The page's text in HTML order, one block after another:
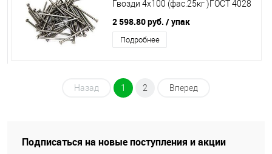
Гвозди 4х100 (фас.25кг )ГОСТ 4028
2 598.80 руб. / упак
Подробнее
Назад 1 2 Вперед
Подписаться на новые поступления и акции